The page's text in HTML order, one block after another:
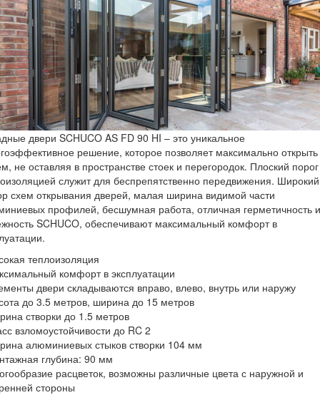
двери SCHUCO AS FD 90 HI – это уникальное
решение, которое позволяет максимально открыть
не оставляя в пространстве стоек и перегородок. Плоский
служит для беспрепятственно передвижения. Широкий
схем открывания дверей, малая ширина видимой части
профилей, бесшумная работа, отличная герметичность и
SCHUCO, обеспечивают максимальный комфорт в
теплоизоляция
комфорт в эксплуатации
двери складываются вправо, влево, внутрь или наружу
до 3.5 метров, ширина до 15 метров
створки до 1.5 метров
взломоустойчивости до RC 2
алюминиевых стыков створки 104 мм
глубина: 90 мм
расцветок, возможны различные цвета с наружной и
стороны